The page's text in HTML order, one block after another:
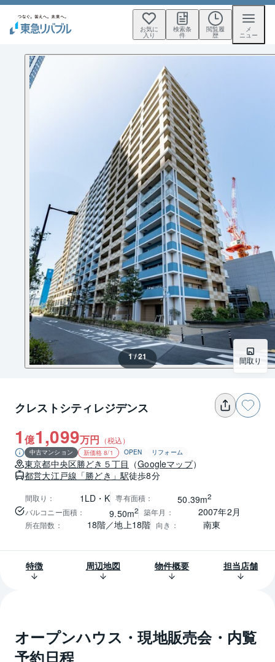
お気に
入り
検索条
件
閲覧履
歴
メ
ニュー
1 / 21 間取り
クレストシティレジデンス
1億1,099万円 （税込）
中古マンション 新価格 8/1 OPEN リフォーム
東京都中央区勝どき５丁目 （Googleマップ）
都営大江戸線 「勝どき」駅徒歩8分
間取り ： 1LD・K 専有面積 ： 50.39m2
バルコニー面積 ： 9.50m2 築年月 ： 2007年2月
所在階数 ： 18階／地上18階 向き ： 南東
特徴 周辺地図 物件概要 担当店舗
オープンハウス・現地販売会・内覧
予約日程